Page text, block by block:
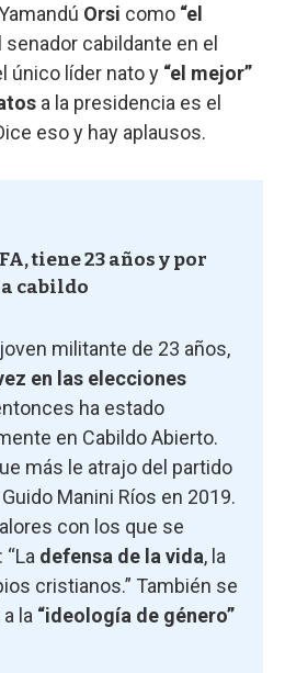
Orsi como “el
senador cabildante en el
único líder nato y “el mejor”
a la presidencia es el
eso y hay aplausos.
tiene 23 años y por
cabildo
militante de 23 años,
en las elecciones
ha estado
en Cabildo Abierto.
más le atrajo del partido
Manini Ríos en 2019.
con los que se
defensa de la vida, la
cristianos.” También se
la “ideología de género”